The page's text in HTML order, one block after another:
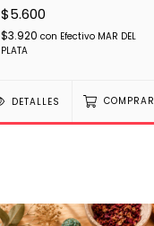
$5.600
$3.920 con Efectivo MAR DEL
PLATA
DETALLES COMPRAR